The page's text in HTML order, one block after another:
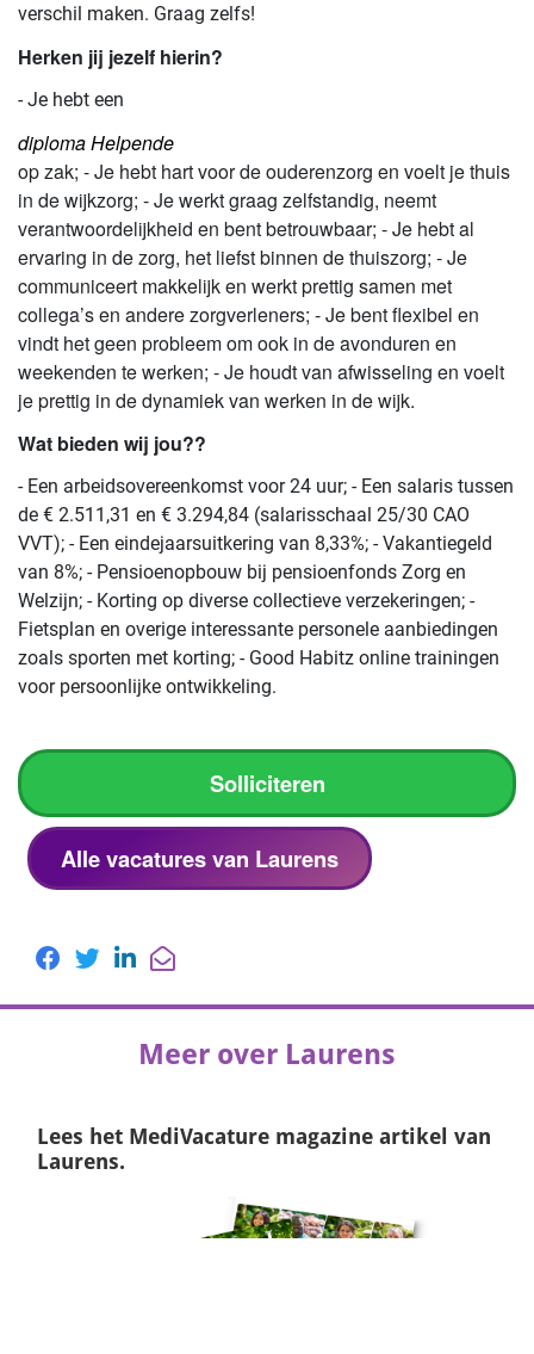
verschil maken. Graag zelfs!
Herken jij jezelf hierin?
- Je hebt een
diploma Helpende
op zak; - Je hebt hart voor de ouderenzorg en voelt je thuis
in de wijkzorg; - Je werkt graag zelfstandig, neemt
verantwoordelijkheid en bent betrouwbaar; - Je hebt al
ervaring in de zorg, het liefst binnen de thuiszorg; - Je
communiceert makkelijk en werkt prettig samen met
collega’s en andere zorgverleners; - Je bent flexibel en
vindt het geen probleem om ook in de avonduren en
weekenden te werken; - Je houdt van afwisseling en voelt
je prettig in de dynamiek van werken in de wijk.
Wat bieden wij jou??
- Een arbeidsovereenkomst voor 24 uur; - Een salaris tussen
de € 2.511,31 en € 3.294,84 (salarisschaal 25/30 CAO
VVT); - Een eindejaarsuitkering van 8,33%; - Vakantiegeld
van 8%; - Pensioenopbouw bij pensioenfonds Zorg en
Welzijn; - Korting op diverse collectieve verzekeringen; -
Fietsplan en overige interessante personele aanbiedingen
zoals sporten met korting; - Good Habitz online trainingen
voor persoonlijke ontwikkeling.
Solliciteren
Alle vacatures van Laurens
Meer over Laurens
Lees het MediVacature magazine artikel van
Laurens.